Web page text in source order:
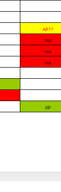
AP??
NA
NA
NA
AP